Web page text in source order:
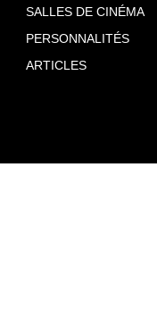
SALLES DE CINÉMA
PERSONNALITÉS
ARTICLES